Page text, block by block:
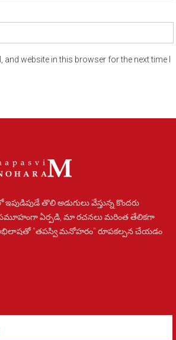
and website in this browser for the next time I
తొలి అడుగులు వేస్తున్న కొందరు
ఏర్పడి, మా రచనలు మరింత తేలికగా
"తపస్వి మనోహరం" రూపకల్పన చేయడం